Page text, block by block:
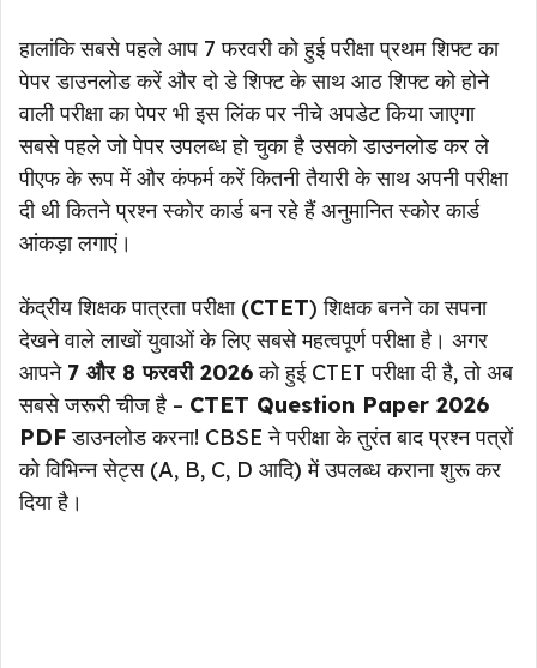
हालांकि सबसे पहले आप 7 फरवरी को हुई परीक्षा प्रथम शिफ्ट का
पेपर डाउनलोड करें और दो डे शिफ्ट के साथ आठ शिफ्ट को होने
वाली परीक्षा का पेपर भी इस लिंक पर नीचे अपडेट किया जाएगा
सबसे पहले जो पेपर उपलब्ध हो चुका है उसको डाउनलोड कर ले
पीएफ के रूप में और कंफर्म करें कितनी तैयारी के साथ अपनी परीक्षा
दी थी कितने प्रश्न स्कोर कार्ड बन रहे हैं अनुमानित स्कोर कार्ड
आंकड़ा लगाएं।
केंद्रीय शिक्षक पात्रता परीक्षा (CTET) शिक्षक बनने का सपना
देखने वाले लाखों युवाओं के लिए सबसे महत्वपूर्ण परीक्षा है। अगर
आपने 7 और 8 फरवरी 2026को हुई CTET परीक्षा दी है, तो अब
सबसे जरूरी चीज है – CTET Question Paper 2026
PDFडाउनलोड करना! CBSE ने परीक्षा के तुरंत बाद प्रश्न पत्रों
को विभिन्न सेट्स (A, B, C, D आदि) में उपलब्ध कराना शुरू कर
दिया है।